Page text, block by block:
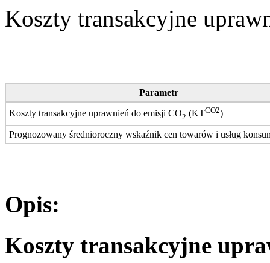
Koszty transakcyjne
Parametr
Koszty transakcyjne uprawnień do emisji CO2 (KTCO2)
Prognozowany średnioroczny wskaźnik cen towarów i usług
Opis:
Koszty transakcyjne